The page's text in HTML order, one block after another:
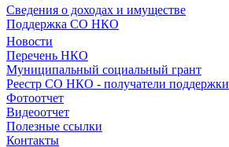
Сведения о доходах и имуществе
Поддержка СО НКО
Новости
Перечень НКО
Муниципальный социальный грант
Реестр СО НКО - получатели поддержки
Фотоотчет
Видеоотчет
Полезные ссылки
Контакты